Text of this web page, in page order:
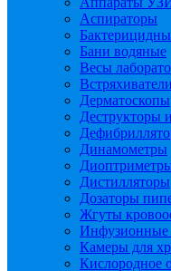
Аспираторы
Бани водяные
Весы
Встряхиватели
Дерматоскопы
Деструкторы
Динамометры
Дистилляторы
Дозаторы
Жгуты
Инфузионные
Камеры для
Кислородное